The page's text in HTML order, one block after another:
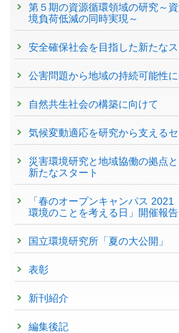
第５期の資源循環領域の研究～
境負荷低減の同時実現～
安全確保社会を目指した新たなス
公害問題から地域の持続可能性
自然共生社会の構築に向けて
気候変動適応を研究から支える
災害環境研究と地域協働の拠点
新たなスタート
「春のオープンキャンパス 2021
環境のことを考える日」開催報告
国立環境研究所「夏の大公開」
表彰
新刊紹介
編集後記